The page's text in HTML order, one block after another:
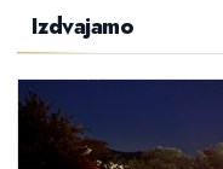
Izdvajamo